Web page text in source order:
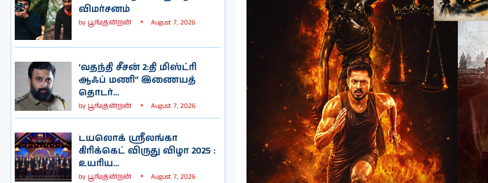
விமர்சனம்
by பூங்குன்றன் August 7, 2026
‘வதந்தி சீசன் 2:தி மிஸ்ட்ரி
ஆஃப் மணி” இணையத்
தொடர்...
by பூங்குன்றன் August 7, 2026
டயலொக் ஸ்ரீலங்கா
கிரிக்கெட் விருது விழா 2025 :
உயரிய...
by பூங்குன்றன் August 7, 2026